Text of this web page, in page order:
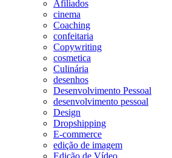
Afiliados
cinema
Coaching
confeitaria
Copywriting
cosmetica
Culinária
desenhos
Desenvolvimento Pessoal
desenvolvimento pessoal
Design
Dropshipping
E-commerce
edição de imagem